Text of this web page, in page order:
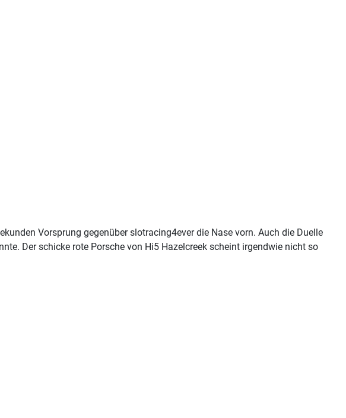
Vorsprung gegenüber slotracing4ever die Nase vorn. Auch die Duelle
Der schicke rote Porsche von Hi5 Hazelcreek scheint irgendwie nicht so